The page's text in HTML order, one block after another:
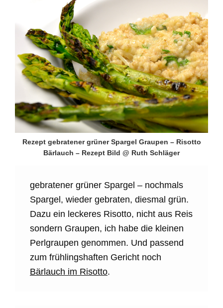
Rezept gebratener grüner Spargel Graupen – Risotto
Bärlauch – Rezept Bild @ Ruth Schläger
gebratener grüner Spargel – nochmals
Spargel, wieder gebraten, diesmal grün.
Dazu ein leckeres Risotto, nicht aus Reis
sondern Graupen, ich habe die kleinen
Perlgraupen genommen. Und passend
zum frühlingshaften Gericht noch
Bärlauch im Risotto.